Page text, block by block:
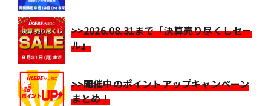
>>2026.08.31まで「決算売り尽くしセー
ル」
>>開催中のポイントアップキャンペーン
まとめ！